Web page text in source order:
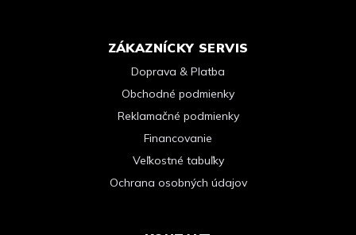
ZÁKAZNÍCKY SERVIS
Doprava & Platba
Obchodné podmienky
Reklamačné podmienky
Financovanie
Veľkostné tabuľky
Ochrana osobných údajov